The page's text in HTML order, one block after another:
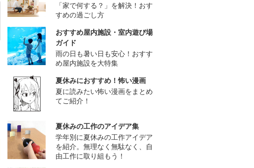
「家で何する？」を解決！おす
すめの過ごし方
おすすめ屋内施設・室内遊び場
ガイド
雨の日も暑い日も安心！おすす
め屋内施設を大特集
夏休みにおすすめ！怖い漫画
夏に読みたい怖い漫画をまとめ
てご紹介！
夏休みの工作のアイデア集
学年別に夏休みの工作アイデア
を紹介。無理なく無駄なく、自
由工作に取り組もう！